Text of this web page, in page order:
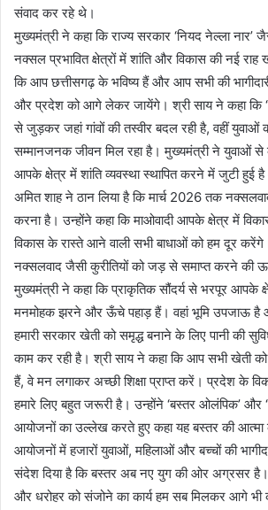
संवाद कर रहे थे।
मुख्यमंत्री ने कहा कि राज्य सरकार ‘नियद नेल्ला नार’
नक्सल प्रभावित क्षेत्रों में शांति और विकास की नई राह
कि आप छत्तीसगढ़ के भविष्य हैं और आप सभी की
और प्रदेश को आगे लेकर जायेंगे। श्री साय ने कहा कि
से जुड़कर जहां गांवों की तस्वीर बदल रही है, वहीं युवाओं
सम्मानजनक जीवन मिल रहा है। मुख्यमंत्री ने युवाओं से
आपके क्षेत्र में शांति व्यवस्था स्थापित करने में जुटी हुई
अमित शाह ने ठान लिया है कि मार्च 2026 तक
करना है। उन्होंने कहा कि माओवादी आपके क्षेत्र में
विकास के रास्ते आने वाली सभी बाधाओं को हम दूर
नक्सलवाद जैसी कुरीतियों को जड़ से समाप्त करने की
मुख्यमंत्री ने कहा कि प्राकृतिक सौंदर्य से भरपूर आपके
मनमोहक झरने और ऊँचे पहाड़ हैं। वहां भूमि उपजाऊ है
हमारी सरकार खेती को समृद्ध बनाने के लिए पानी की
काम कर रही है। श्री साय ने कहा कि आप सभी खेती को
हैं, वे मन लगाकर अच्छी शिक्षा प्राप्त करें। प्रदेश के
हमारे लिए बहुत जरूरी है। उन्होंने ‘बस्तर ओलंपिक’ और
आयोजनों का उल्लेख करते हुए कहा यह बस्तर की आत्मा
आयोजनों में हजारों युवाओं, महिलाओं और बच्चों की
संदेश दिया है कि बस्तर अब नए युग की ओर अग्रसर
और धरोहर को संजोने का कार्य हम सब मिलकर आगे